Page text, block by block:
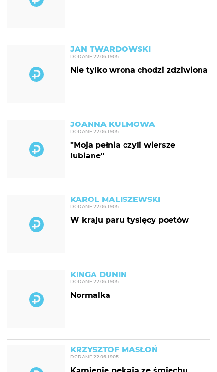
JAN TWARDOWSKI
DODANE 22.06.1905
Nie tylko wrona chodzi zdziwiona
JOANNA KULMOWA
DODANE 22.06.1905
"Moja pełnia czyli wiersze
lubiane"
KAROL MALISZEWSKI
DODANE 22.06.1905
W kraju paru tysięcy poetów
KINGA DUNIN
DODANE 22.06.1905
Normalka
KRZYSZTOF MASŁOŃ
DODANE 22.06.1905